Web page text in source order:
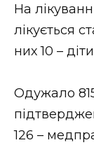
ФОТО
На
лікується
них 10 –
Одужало
126 –